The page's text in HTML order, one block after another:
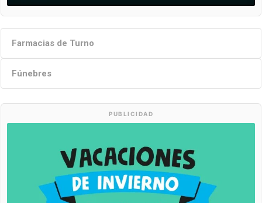
Farmacias de Turno
Fúnebres
PUBLICIDAD